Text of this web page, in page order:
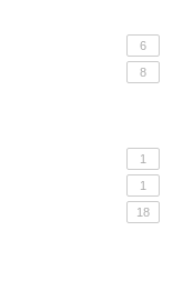
6
8
1
1
18